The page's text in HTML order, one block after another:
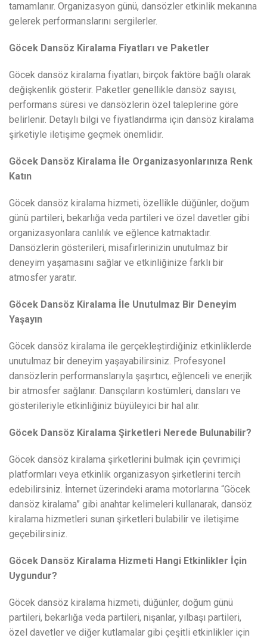
tamamlanır. Organizasyon günü, dansözler etkinlik mekanına
gelerek performanslarını sergilerler.
Göcek Dansöz Kiralama Fiyatları ve Paketler
Göcek dansöz kiralama fiyatları, birçok faktöre bağlı olarak
değişkenlik gösterir. Paketler genellikle dansöz sayısı,
performans süresi ve dansözlerin özel taleplerine göre
belirlenir. Detaylı bilgi ve fiyatlandırma için dansöz kiralama
şirketiyle iletişime geçmek önemlidir.
Göcek Dansöz Kiralama İle Organizasyonlarınıza Renk
Katın
Göcek dansöz kiralama hizmeti, özellikle düğünler, doğum
günü partileri, bekarlığa veda partileri ve özel davetler gibi
organizasyonlara canlılık ve eğlence katmaktadır.
Dansözlerin gösterileri, misafirlerinizin unutulmaz bir
deneyim yaşamasını sağlar ve etkinliğinize farklı bir
atmosfer yaratır.
Göcek Dansöz Kiralama İle Unutulmaz Bir Deneyim
Yaşayın
Göcek dansöz kiralama ile gerçekleştirdiğiniz etkinliklerde
unutulmaz bir deneyim yaşayabilirsiniz. Profesyonel
dansözlerin performanslarıyla şaşırtıcı, eğlenceli ve enerjik
bir atmosfer sağlanır. Dansçıların kostümleri, dansları ve
gösterileriyle etkinliğiniz büyüleyici bir hal alır.
Göcek Dansöz Kiralama Şirketleri Nerede Bulunabilir?
Göcek dansöz kiralama şirketlerini bulmak için çevrimiçi
platformları veya etkinlik organizasyon şirketlerini tercih
edebilirsiniz. İnternet üzerindeki arama motorlarına “Göcek
dansöz kiralama” gibi anahtar kelimeleri kullanarak, dansöz
kiralama hizmetleri sunan şirketleri bulabilir ve iletişime
geçebilirsiniz.
Göcek Dansöz Kiralama Hizmeti Hangi Etkinlikler İçin
Uygundur?
Göcek dansöz kiralama hizmeti, düğünler, doğum günü
partileri, bekarlığa veda partileri, nişanlar, yılbaşı partileri,
özel davetler ve diğer kutlamalar gibi çeşitli etkinlikler için